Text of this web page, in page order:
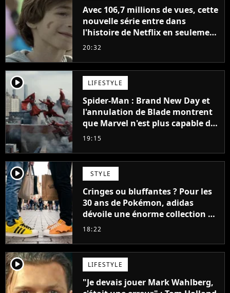
Avec 106,7 millions de vues, cette
nouvelle série entre dans
l'histoire de Netflix en seulement
48 jours
20:32
player2 LIFESTYLE
Spider-Man : Brand New Day et
l'annulation de Blade montrent
que Marvel n'est plus capable de
faire quoi que ce soit de simple
19:15
player2 STYLE
Cringes ou bluffantes ? Pour les
30 ans de Pokémon, adidas
dévoile une énorme collection de
sneakers et je ne sais pas quoi en
18:22
player2 LIFESTYLE
"Je devais jouer Mark Wahlberg,